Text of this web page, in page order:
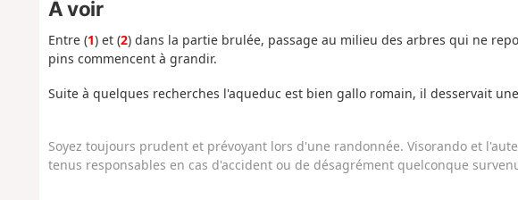
À voir
Entre (1) et (2) dans la partie brulée, passage au milieu des arbres qui ne
pins commencent à grandir.
Suite à quelques recherches l'aqueduc est bien gallo romain, il desservait
Soyez toujours prudent et prévoyant lors d'une randonnée. Visorando et
tenus responsables en cas d'accident ou de désagrément quelconque